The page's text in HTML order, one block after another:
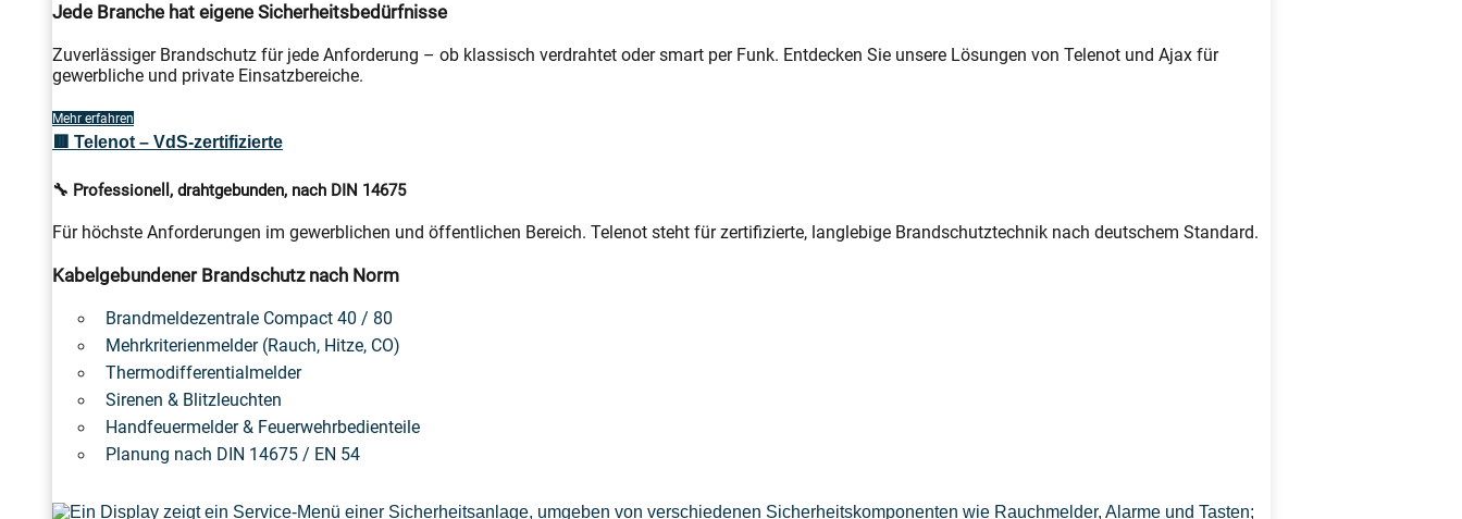
Jede Branche hat eigene Sicherheitsbedürfnisse
Zuverlässiger Brandschutz für jede Anforderung – ob klassisch verdrahtet oder smart per Funk. Entdecken Sie unsere Lösungen von Telenot und Ajax für
gewerbliche und private Einsatzbereiche.
Mehr erfahren
🟥 Telenot – VdS-zertifizierte
🔧 Professionell, drahtgebunden, nach DIN 14675
Für höchste Anforderungen im gewerblichen und öffentlichen Bereich. Telenot steht für zertifizierte, langlebige Brandschutztechnik nach deutschem Standard.
Kabelgebundener Brandschutz nach Norm
Brandmeldezentrale Compact 40 / 80
Mehrkriterienmelder (Rauch, Hitze, CO)
Thermodifferentialmelder
Sirenen & Blitzleuchten
Handfeuermelder & Feuerwehrbedienteile
Planung nach DIN 14675 / EN 54